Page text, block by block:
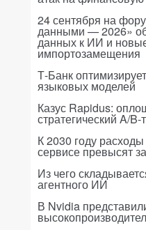
24 сентября на
данными — 2026»
данных к ИИ и
импортозамещения
Т-Банк
языковых моделей
Казус Rapidus:
стратегический A/B-
К 2030 году
сервисе превысят
Из чего
агентного ИИ
В Nvidia